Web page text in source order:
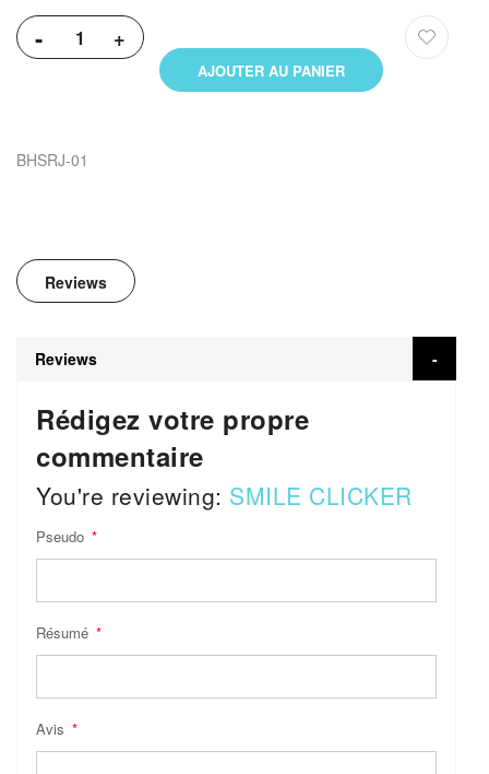
- +
AJOUTER AU PANIER
BHSRJ-01
Reviews
Reviews
Rédigez votre propre
commentaire
You're reviewing: SMILE CLICKER
Pseudo
Résumé
Avis